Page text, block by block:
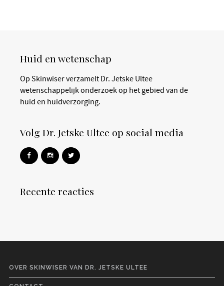
Huid en wetenschap
Op Skinwiser verzamelt Dr. Jetske Ultee
wetenschappelijk onderzoek op het gebied van de
huid en huidverzorging.
Volg Dr. Jetske Ultee op social media
Recente reacties
OVER SKINWISER VAN DR. JETSKE ULTEE